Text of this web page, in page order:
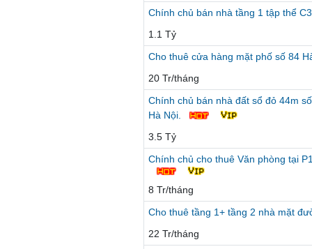
Chính chủ bán nhà tầng 1 tập thể
1.1 Tỷ
Cho thuê cửa hàng mặt phố số 84
20 Tr/tháng
Chính chủ bán nhà đất sổ đỏ 44m
Hà Nội.
3.5 Tỷ
Chính chủ cho thuê Văn phòng tại
8 Tr/tháng
Cho thuê tầng 1+ tầng 2 nhà mặt
22 Tr/tháng